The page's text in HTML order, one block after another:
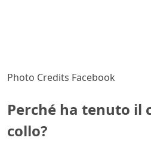
Photo Credits Facebook
Perché ha tenuto il
collo?